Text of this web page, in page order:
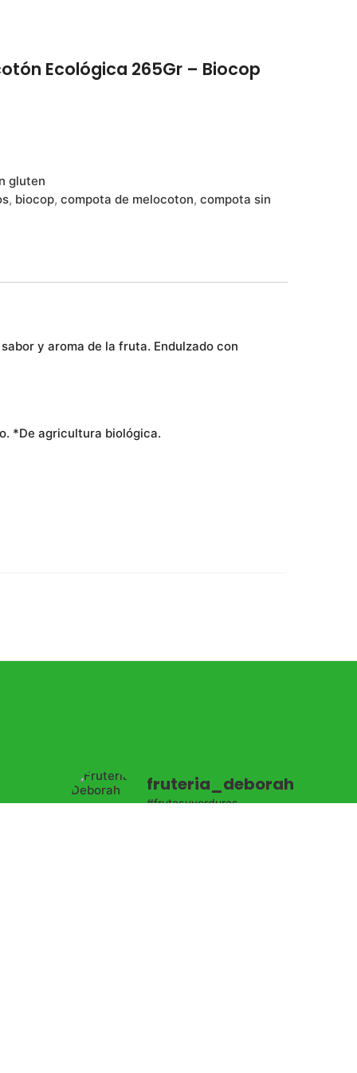
Ecológica 265Gr – Biocop
gluten
, biocop,compota de melocoton,compota sin
y aroma de la fruta. Endulzado con
*De agricultura biológica.
fruteria_deborah
#frutasyverduras